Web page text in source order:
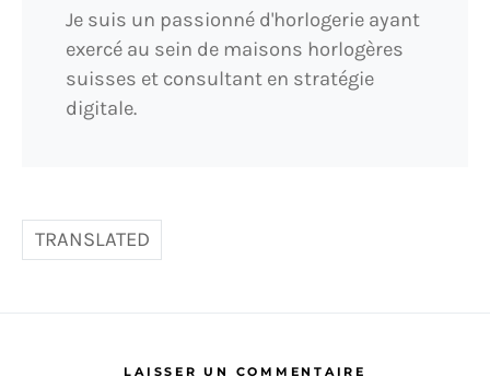
Je suis un passionné d'horlogerie ayant
exercé au sein de maisons horlogères
suisses et consultant en stratégie
digitale.
TRANSLATED
LAISSER UN COMMENTAIRE